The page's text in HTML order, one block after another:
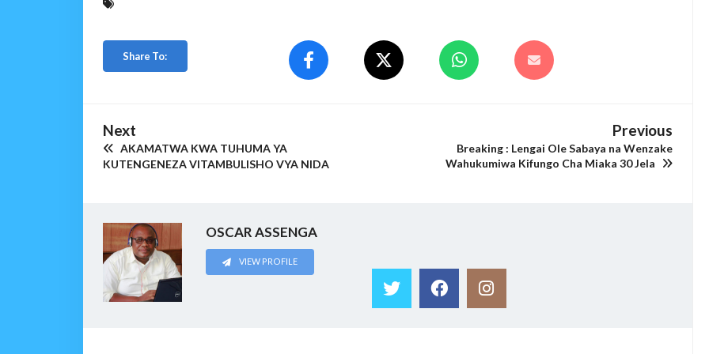
Share To:
Next
AKAMATWA KWA TUHUMA YA
KUTENGENEZA VITAMBULISHO VYA NIDA
Previous
Breaking : Lengai Ole Sabaya na Wenzake
Wahukumiwa Kifungo Cha Miaka 30 Jela
OSCAR ASSENGA
VIEW PROFILE